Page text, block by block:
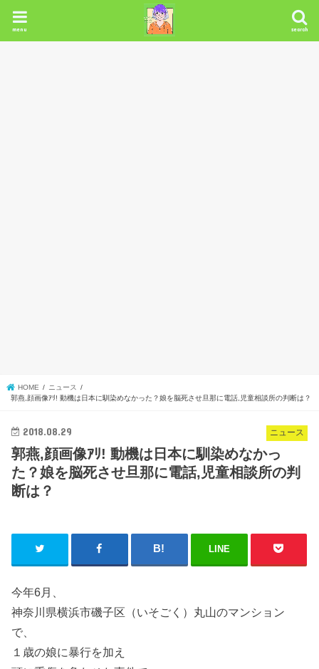
search
menu
HOME
ニュース
郭燕,顔画像ｱﾘ! 動機は日本に馴染めなかった？娘を脳死させ旦那に電話,児童相談所の判断は？
ニュース
2018.08.29
郭燕,顔画像ｱﾘ! 動機は日本に馴染めなかっ
た？娘を脳死させ旦那に電話,児童相談所の判
断は？
LINE
今年6月、
神奈川県横浜市磯子区（いそごく）丸山のマンション
で、
１歳の娘に暴行を加え